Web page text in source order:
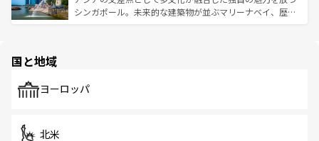
た文化、そして多様な観光資源が、訪れる旅人を魅了し続
うな絶景から文化的な体験まで、香港を存分に楽しみ尽く
シンガポール。未来的な建築物が並ぶマリーナベイ、歴史
で、ホーカーズは地元の風情を楽しめる外せないスポット
国と地域
ヨーロッパ
北米